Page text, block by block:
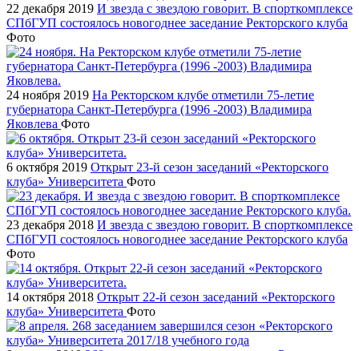
22 декабря 2019 И звезда с звездою говорит. В спорткомплексе
СПбГУП состоялось новогоднее заседание Ректорского клуба
Фото
24 ноября 2019 На Ректорском клубе отметили 75-летие
губернатора Санкт-Петербурга (1996 -2003) Владимира
Яковлева Фото
6 октября 2019 Открыт 23-й сезон заседаний «Ректорского
клуба» Университета Фото
23 декабря 2018 И звезда с звездою говорит. В спорткомплексе
СПбГУП состоялось новогоднее заседание Ректорского клуба
Фото
14 октября 2018 Открыт 22-й сезон заседаний «Ректорского
клуба» Университета Фото